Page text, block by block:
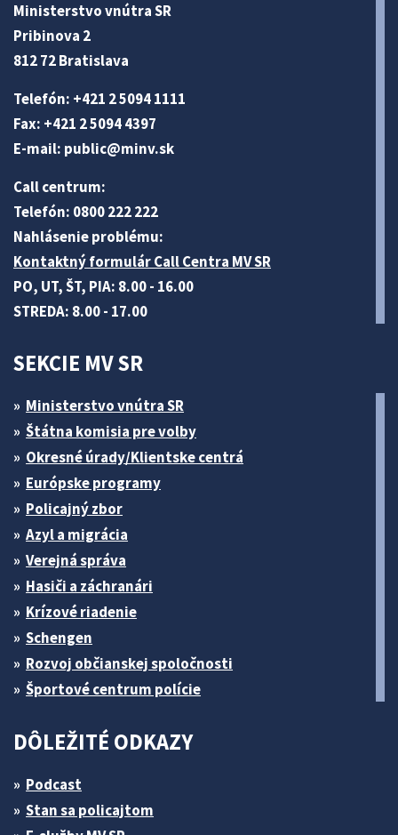
Ministerstvo vnútra SR
Pribinova 2
812 72 Bratislava
Telefón: +421 2 5094 1111
Fax: +421 2 5094 4397
E-mail: public@minv.sk
Call centrum:
Telefón: 0800 222 222
Nahlásenie problému:
Kontaktný formulár Call Centra MV SR
PO, UT, ŠT, PIA: 8.00 - 16.00
STREDA: 8.00 - 17.00
SEKCIE MV SR
Ministerstvo vnútra SR
Štátna komisia pre volby
Okresné úrady/Klientske centrá
Európske programy
Policajný zbor
Azyl a migrácia
Verejná správa
Hasiči a záchranári
Krízové riadenie
Schengen
Rozvoj občianskej spoločnosti
Športové centrum polície
DÔLEŽITÉ ODKAZY
Podcast
Stan sa policajtom